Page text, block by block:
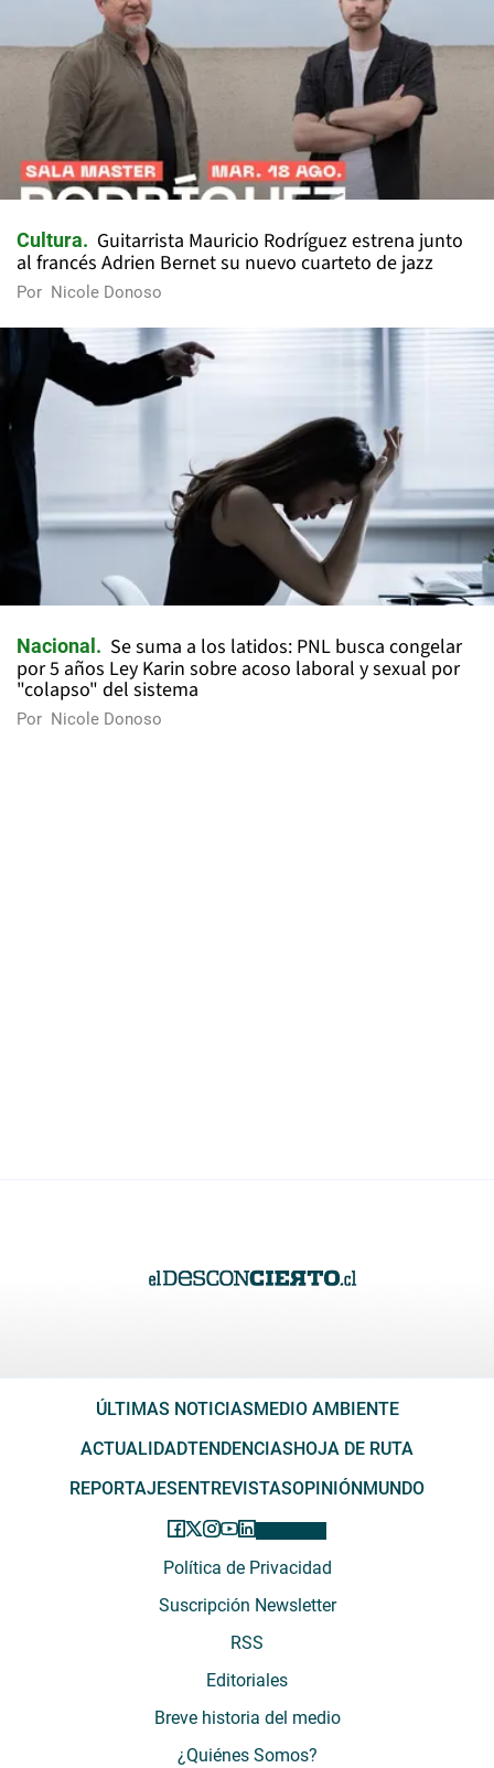
Cultura
Guitarrista Mauricio Rodríguez estrena junto
al francés Adrien Bernet su nuevo cuarteto de jazz
Por Nicole Donoso
Nacional
Se suma a los latidos: PNL busca congelar
por 5 años Ley Karin sobre acoso laboral y sexual por
"colapso" del sistema
Por Nicole Donoso
ÚLTIMAS NOTICIASMEDIO AMBIENTE
ACTUALIDADTENDENCIASHOJA DE RUTA
REPORTAJESENTREVISTASOPINIÓNMUNDO
Política de Privacidad
Suscripción Newsletter
RSS
Editoriales
Breve historia del medio
¿Quiénes Somos?